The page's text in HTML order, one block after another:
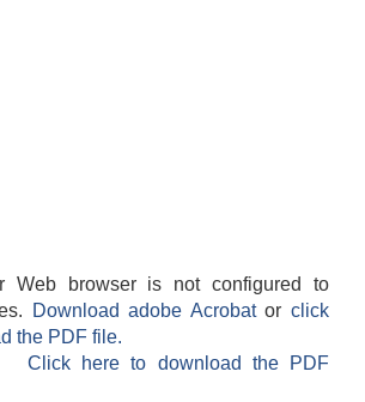
Web browser is not configured to
Download adobe Acrobatorclick
the PDF file.
Click here to download the PDF